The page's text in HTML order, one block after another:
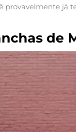
provavelmente já
de